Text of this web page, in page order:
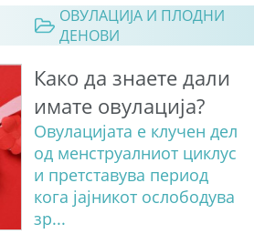
ОВУЛАЦИЈА И ПЛОДНИ
ДЕНОВИ
Како да знаете дали
имате овулација?
Овулацијата е клучен дел
од менструалниот циклус
и претставува период
кога јајникот ослободува
зр...